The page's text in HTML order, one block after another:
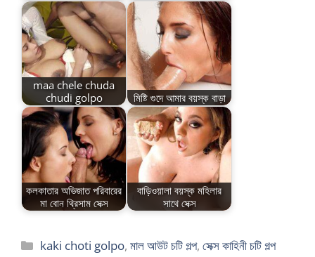
maa chele chuda
chudi golpo
মিষ্টি গুদে আমার বয়স্ক বাড়া
কলকাতার অভিজাত পরিবারের
মা বোন থ্রিসাম সেক্স
বাড়িওয়ালা বয়স্ক মহিলার
সাথে সেক্স
Categories
kaki choti golpo,মাল আউট চটি গল্প,সেক্স কাহিনী চটি গল্প